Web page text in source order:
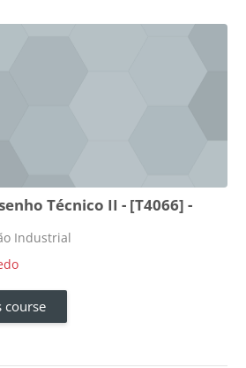
Técnico II - [T4066] -
Industrial
course